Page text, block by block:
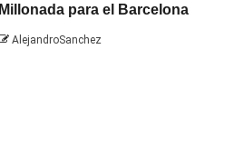
Millonada para el Barcelona
AlejandroSanchez